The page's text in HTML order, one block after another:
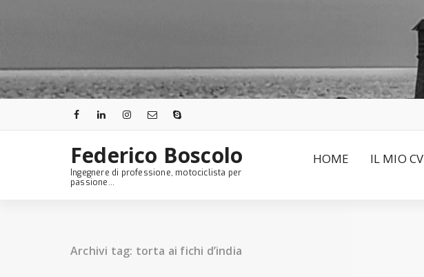
Federico Boscolo
Ingegnere di professione, motociclista per
passione...
HOME IL MIO CV
Archivi tag: torta ai fichi d’india